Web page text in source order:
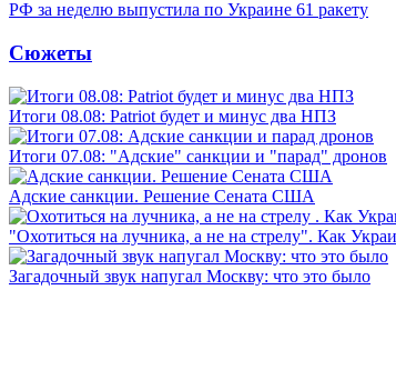
РФ за неделю выпустила по Украине 61 ракету
Сюжеты
Итоги 08.08: Patriot будет и минус два НПЗ
Итоги 07.08: "Адские" санкции и "парад" дронов
Адские санкции. Решение Сената США
"Охотиться на лучника, а не на стрелу". Как
Загадочный звук напугал Москву: что это было